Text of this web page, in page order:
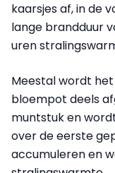
kaarsjes af, in de
lange brandduur
uren
Meestal wordt
bloempot deels
muntstuk en
over de eerste
accumuleren en